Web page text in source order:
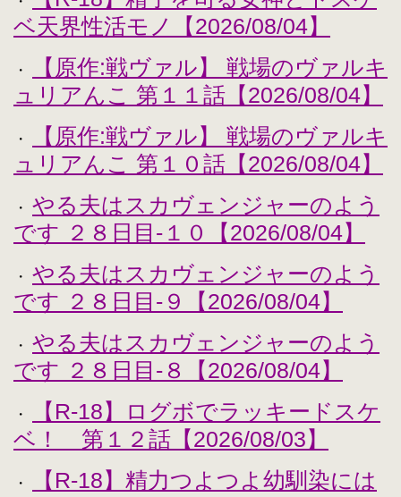
ベ天界性活モノ【2026/08/04】
・
【原作:戦ヴァル】 戦場のヴァルキ
ュリアんこ 第１１話【2026/08/04】
・
【原作:戦ヴァル】 戦場のヴァルキ
ュリアんこ 第１０話【2026/08/04】
・
やる夫はスカヴェンジャーのよう
です ２８日目-１０【2026/08/04】
・
やる夫はスカヴェンジャーのよう
です ２８日目-９【2026/08/04】
・
やる夫はスカヴェンジャーのよう
です ２８日目-８【2026/08/04】
・
【R-18】ログボでラッキードスケ
ベ！ 第１２話【2026/08/03】
・
【R-18】精力つよつよ幼馴染には